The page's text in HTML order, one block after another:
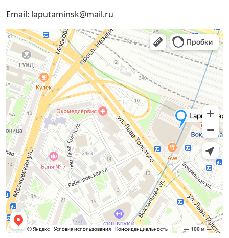
Email: laputaminsk@mail.ru